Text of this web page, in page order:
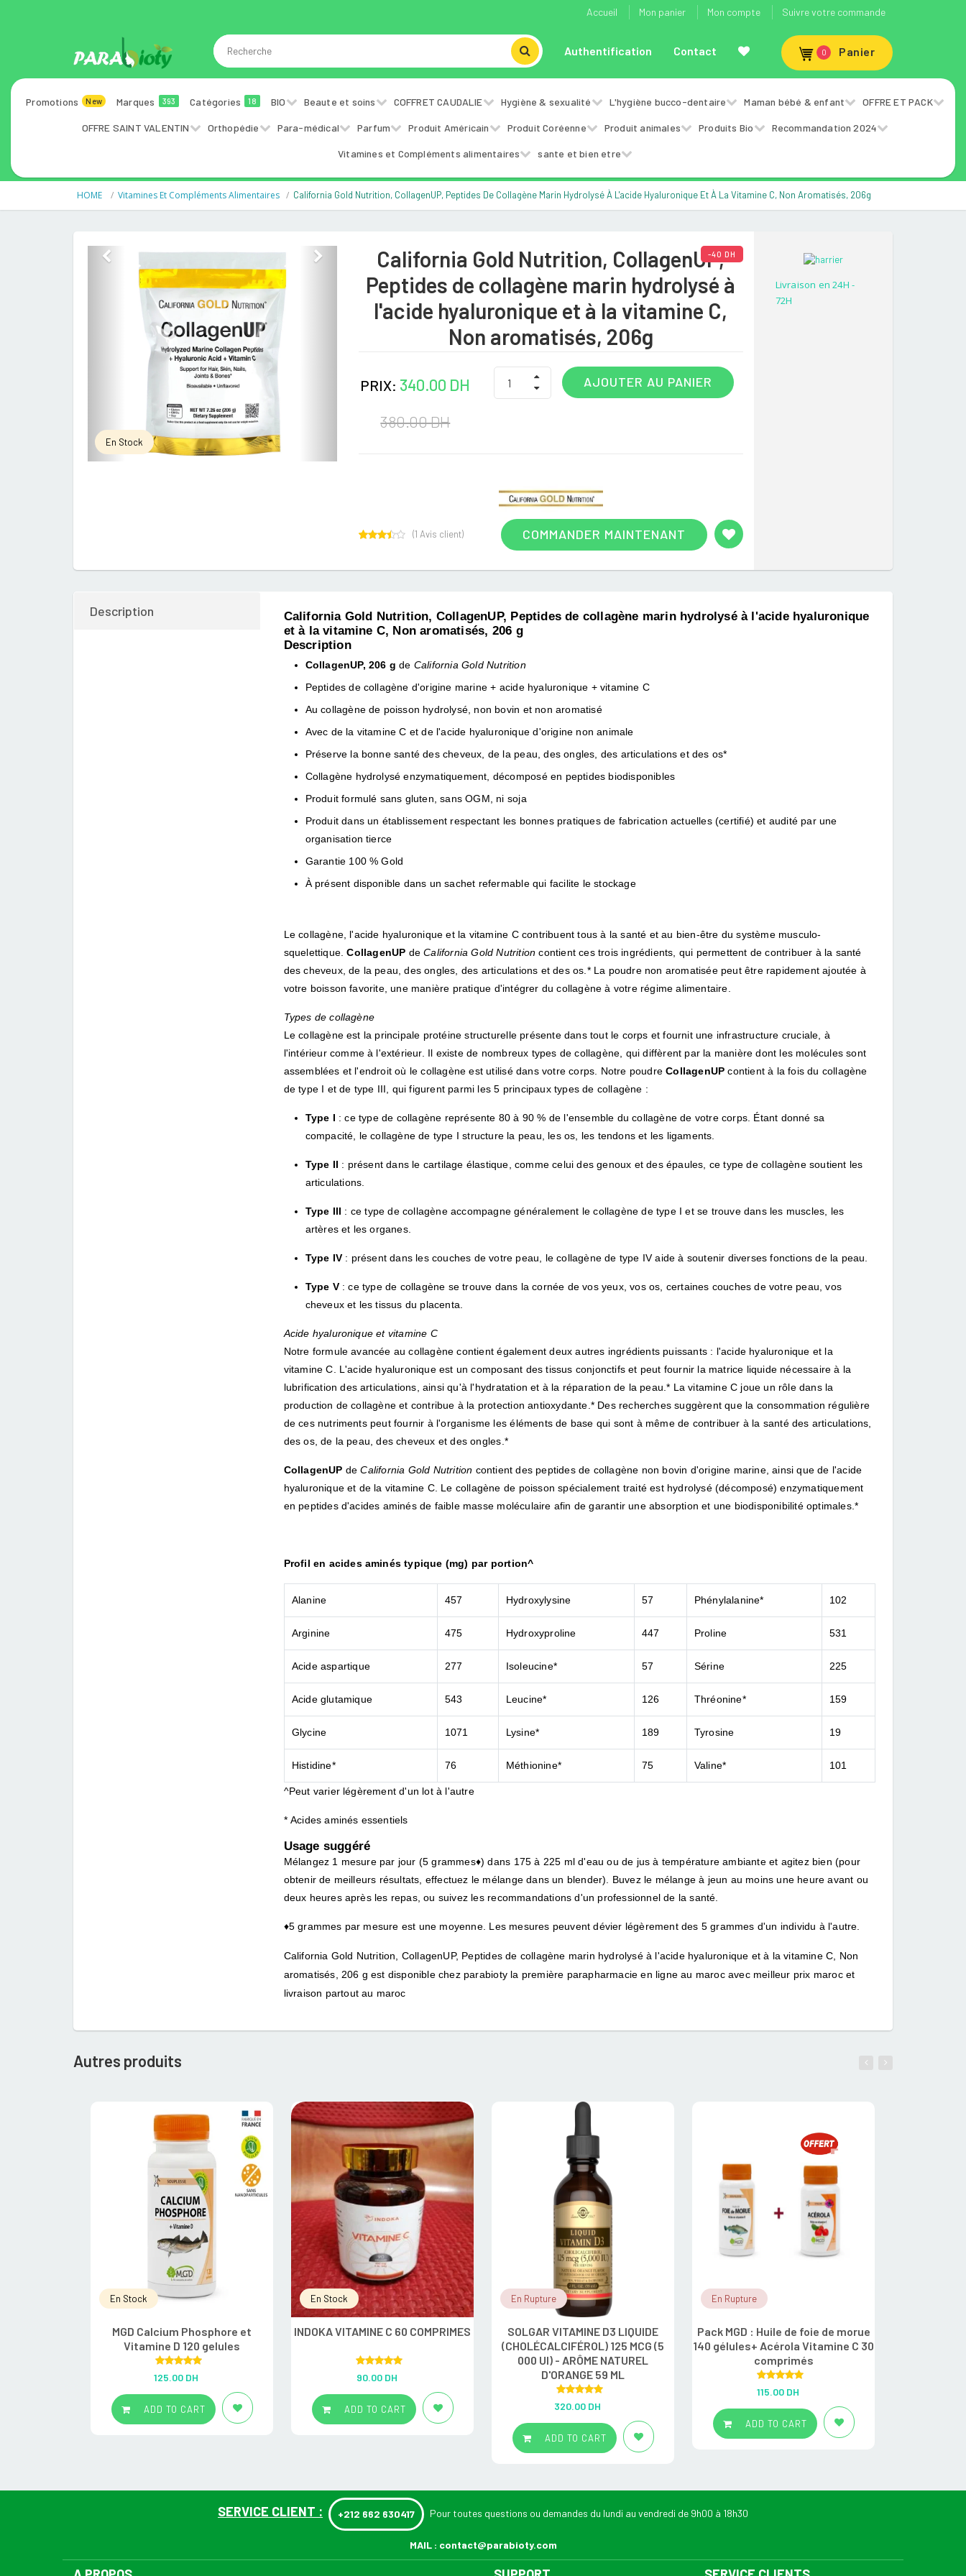
Accueil Mon panier Mon compte Suivre votre commande
Authentification Contact 0 Panier
Promotions New Marques 393 Catégories 18 BIO Beaute et soins COFFRET CAUDALIE Hygiène & sexualité L'hygiène bucco-dentaire Maman bébé & enfant OFFRE ET PACK
OFFRE SAINT VALENTIN Orthopédie Para-médical Parfum Produit Américain Produit Coréenne Produit animales Produits Bio Recommandation 2024
Vitamines et Compléments alimentaires sante et bien etre
HOME Vitamines Et Compléments Alimentaires California Gold Nutrition, CollagenUP, Peptides De Collagène Marin Hydrolysé À L'acide Hyaluronique Et À La Vitamine C, Non Aromatisés, 206g
Previous
En Stock
-40 DH
California Gold Nutrition, CollagenUP,
Peptides de collagène marin hydrolysé à
l'acide hyaluronique et à la vitamine C,
Non aromatisés, 206g
PRIX: 340.00 DH
380.00 DH
AJOUTER AU PANIER
COMMANDER MAINTENANT
out of
customer
rating
(1 Avis client)
Livraison en 24H -
72H
Description
California Gold Nutrition, CollagenUP, Peptides de collagène marin hydrolysé à l'acide hyaluronique
et à la vitamine C, Non aromatisés, 206 g
Description
CollagenUP, 206 g de California Gold Nutrition
Peptides de collagène d'origine marine + acide hyaluronique + vitamine C
Au collagène de poisson hydrolysé, non bovin et non aromatisé
Avec de la vitamine C et de l'acide hyaluronique d'origine non animale
Préserve la bonne santé des cheveux, de la peau, des ongles, des articulations et des os*
Collagène hydrolysé enzymatiquement, décomposé en peptides biodisponibles
Produit formulé sans gluten, sans OGM, ni soja
Produit dans un établissement respectant les bonnes pratiques de fabrication actuelles (certifié) et audité par une
organisation tierce
Garantie 100 % Gold
À présent disponible dans un sachet refermable qui facilite le stockage
Le collagène, l'acide hyaluronique et la vitamine C contribuent tous à la santé et au bien-être du système musculo-
squelettique.CollagenUP deCalifornia Gold Nutrition contient ces trois ingrédients, qui permettent de contribuer à la santé
des cheveux, de la peau, des ongles, des articulations et des os.* La poudre non aromatisée peut être rapidement ajoutée à
votre boisson favorite, une manière pratique d'intégrer du collagène à votre régime alimentaire.
Types de collagène
Le collagène est la principale protéine structurelle présente dans tout le corps et fournit une infrastructure cruciale, à
l'intérieur comme à l'extérieur. Il existe de nombreux types de collagène, qui diffèrent par la manière dont les molécules sont
assemblées et l'endroit où le collagène est utilisé dans votre corps. Notre poudreCollagenUP contient à la fois du collagène
de type I et de type III, qui figurent parmi les 5 principaux types de collagène :
Type I : ce type de collagène représente 80 à 90 % de l'ensemble du collagène de votre corps. Étant donné sa
compacité, le collagène de type I structure la peau, les os, les tendons et les ligaments.
Type II : présent dans le cartilage élastique, comme celui des genoux et des épaules, ce type de collagène soutient les
articulations.
Type III : ce type de collagène accompagne généralement le collagène de type I et se trouve dans les muscles, les
artères et les organes.
Type IV: présent dans les couches de votre peau, le collagène de type IV aide à soutenir diverses fonctions de la peau.
Type V: ce type de collagène se trouve dans la cornée de vos yeux, vos os, certaines couches de votre peau, vos
cheveux et les tissus du placenta.
Acide hyaluronique et vitamine C
Notre formule avancée au collagène contient également deux autres ingrédients puissants : l'acide hyaluronique et la
vitamine C. L'acide hyaluronique est un composant des tissus conjonctifs et peut fournir la matrice liquide nécessaire à la
lubrification des articulations, ainsi qu'à l'hydratation et à la réparation de la peau.* La vitamine C joue un rôle dans la
production de collagène et contribue à la protection antioxydante.* Des recherches suggèrent que la consommation régulière
de ces nutriments peut fournir à l'organisme les éléments de base qui sont à même de contribuer à la santé des articulations,
des os, de la peau, des cheveux et des ongles.*
CollagenUP deCalifornia Gold Nutrition contient des peptides de collagène non bovin d'origine marine, ainsi que de l'acide
hyaluronique et de la vitamine C. Le collagène de poisson spécialement traité est hydrolysé (décomposé) enzymatiquement
en peptides d'acides aminés de faible masse moléculaire afin de garantir une absorption et une biodisponibilité optimales.*
Profil en acides aminés typique (mg) par portion^
Alanine 457 Hydroxylysine 57 Phénylalanine* 102
Arginine 475 Hydroxyproline 447 Proline 531
Acide aspartique 277 Isoleucine* 57 Sérine 225
Acide glutamique 543 Leucine* 126 Thréonine* 159
Glycine 1071 Lysine* 189 Tyrosine 19
Histidine* 76 Méthionine* 75 Valine* 101
^Peut varier légèrement d'un lot à l'autre
* Acides aminés essentiels
Usage suggéré
Mélangez 1 mesure par jour (5 grammes♦) dans 175 à 225 ml d'eau ou de jus à température ambiante et agitez bien (pour
obtenir de meilleurs résultats, effectuez le mélange dans un blender). Buvez le mélange à jeun au moins une heure avant ou
deux heures après les repas, ou suivez les recommandations d'un professionnel de la santé.
♦5 grammes par mesure est une moyenne. Les mesures peuvent dévier légèrement des 5 grammes d'un individu à l'autre.
California Gold Nutrition, CollagenUP, Peptides de collagène marin hydrolysé à l'acide hyaluronique et à la vitamine C, Non
aromatisés, 206 g est disponible chez parabioty la première parapharmacie en ligne au maroc avec meilleur prix maroc et
livraison partout au maroc
Autres produits
En Stock
MGD Calcium Phosphore et
Vitamine D 120 gelules
Rated 5.00
out of 5
125.00 DH
ADD TO CART
En Stock
INDOKA VITAMINE C 60 COMPRIMES
Rated5.00
out of 5
90.00 DH
ADD TO CART
En Rupture
SOLGAR VITAMINE D3 LIQUIDE
(CHOLÉCALCIFÉROL) 125 MCG (5
000 UI) - ARÔME NATUREL
D'ORANGE 59 ML
Rated 5.00
out of 5
320.00 DH
ADD TO CART
En Rupture
Pack MGD : Huile de foie de morue
140 gélules+ Acérola Vitamine C 30
comprimés
Rated5.00
out of 5
115.00 DH
ADD TO CART
SERVICE CLIENT : +212 662 630417 Pour toutes questions ou demandes du lundi au vendredi de 9h00 à 18h30
MAIL : contact@parabioty.com